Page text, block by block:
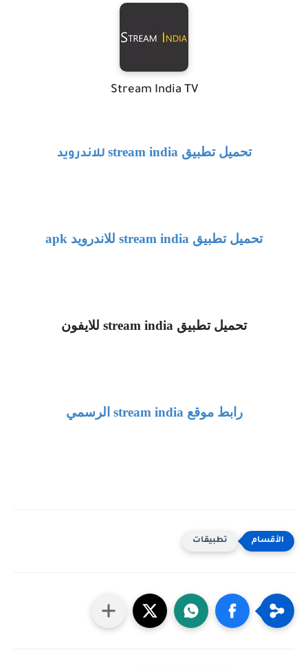
Stream India TV
تحميل تطبيقstream india للاندرويد
تحميل تطبيق stream india للاندرويد apk
تحميل تطبيق stream india للايفون
رابط موقعstream india الرسمي
تطبيقات